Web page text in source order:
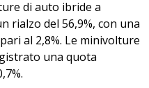
di auto ibride a
rialzo del 56,9%, con una
al 2,8%. Le minivolture
una quota